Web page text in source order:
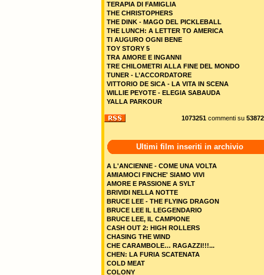
TERAPIA DI FAMIGLIA
THE CHRISTOPHERS
THE DINK - MAGO DEL PICKLEBALL
THE LUNCH: A LETTER TO AMERICA
TI AUGURO OGNI BENE
TOY STORY 5
TRA AMORE E INGANNI
TRE CHILOMETRI ALLA FINE DEL MONDO
TUNER - L’ACCORDATORE
VITTORIO DE SICA - LA VITA IN SCENA
WILLIE PEYOTE - ELEGIA SABAUDA
YALLA PARKOUR
1073251 commenti su 53872
Ultimi film inseriti in archivio
A L'ANCIENNE - COME UNA VOLTA
AMIAMOCI FINCHE' SIAMO VIVI
AMORE E PASSIONE A SYLT
BRIVIDI NELLA NOTTE
BRUCE LEE - THE FLYING DRAGON
BRUCE LEE IL LEGGENDARIO
BRUCE LEE, IL CAMPIONE
CASH OUT 2: HIGH ROLLERS
CHASING THE WIND
CHE CARAMBOLE… RAGAZZI!!!...
CHEN: LA FURIA SCATENATA
COLD MEAT
COLONY